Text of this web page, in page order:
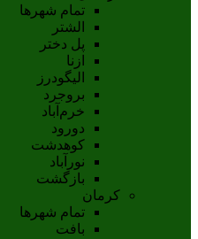
تمام شهر‌ها
الشتر
پل دختر
ازنا
اليگودرز
بروجرد
خرم‌آباد
دورود
کوهدشت
نورآباد
بازگشت
کرمان
تمام شهر‌ها
بافت